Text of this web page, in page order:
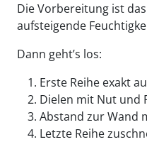
Die Vorbereitung ist
aufsteigende
Dann geht’s los:
Erste Reihe exakt
Dielen mit Nut und
Abstand zur Wand
Letzte Reihe